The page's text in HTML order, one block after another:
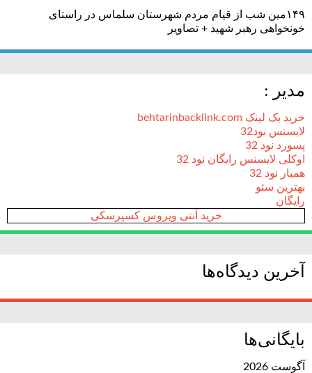
۱۴۹مین شب از قیام مردم شهرستان سلماس در راستای
خونخواهی رهبر شهید + تصاویر
مدیر :
خرید بک لینک behtarinbacklink.com
لایسنس نود32
پسورد نود 32
اوکلی لایسنس رایگان نود 32
همیار نود 32
بهترین سئو
رایگان
خرید آنتی ویروس کسپرسکی
آخرین دیدگاه‌ها
بایگانی‌ها
آگوست 2026